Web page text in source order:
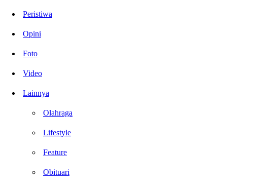
Peristiwa
Opini
Foto
Video
Lainnya
Olahraga
Lifestyle
Feature
Obituari